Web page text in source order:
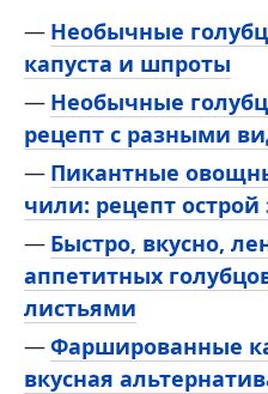
Необычные
капуста и шпроты
Необычные
рецепт с разными
Пикантные
чили: рецепт острой
Быстро, вкусно,
аппетитных
листьями
Фаршированные
вкусная